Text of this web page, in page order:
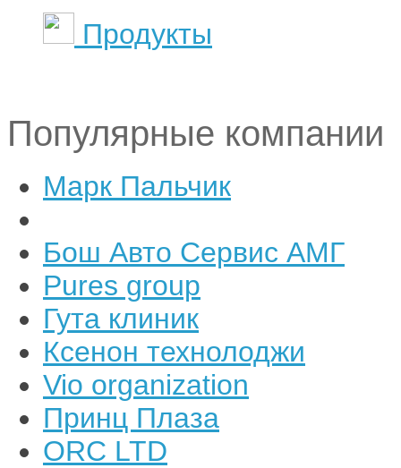
Продукты
Популярные компании
Марк Пальчик
Бош Авто Сервис АМГ
Pures group
Гута клиник
Ксенон технолоджи
Vio organization
Принц Плаза
ORC LTD